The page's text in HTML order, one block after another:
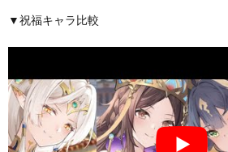
▼祝福キャラ比較